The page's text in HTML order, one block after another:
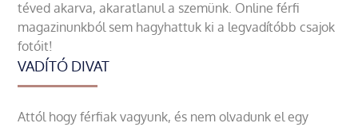
téved akarva, akaratlanul a szemünk. Online férfi
magazinunkból sem hagyhattuk ki a legvadítóbb csajok
fotóit!
VADÍTÓ DIVAT
Attól hogy férfiak vagyunk, és nem olvadunk el egy